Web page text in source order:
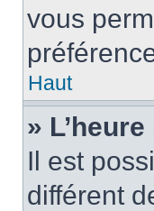
vous
Haut
»
Il est
différent